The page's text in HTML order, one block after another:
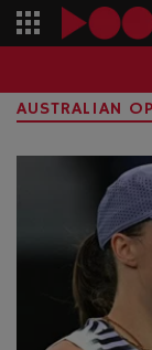
AUSTRALIAN